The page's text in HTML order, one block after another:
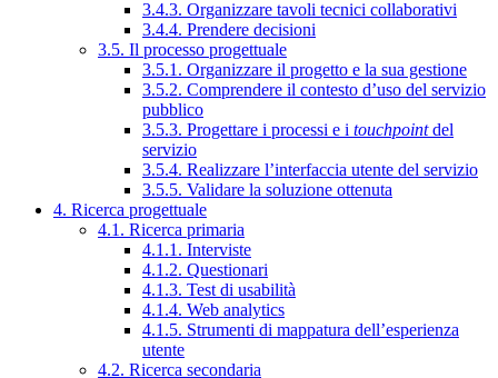
3.4.3. Organizzare tavoli tecnici collaborativi
3.4.4. Prendere decisioni
3.5. Il processo progettuale
3.5.1. Organizzare il progetto e la sua gestione
3.5.2. Comprendere il contesto d’uso del servizio
pubblico
3.5.3. Progettare i processi e i touchpointdel
servizio
3.5.4. Realizzare l’interfaccia utente del servizio
3.5.5. Validare la soluzione ottenuta
4. Ricerca progettuale
4.1. Ricerca primaria
4.1.1. Interviste
4.1.2. Questionari
4.1.3. Test di usabilità
4.1.4. Web analytics
4.1.5. Strumenti di mappatura dell’esperienza
utente
4.2. Ricerca secondaria